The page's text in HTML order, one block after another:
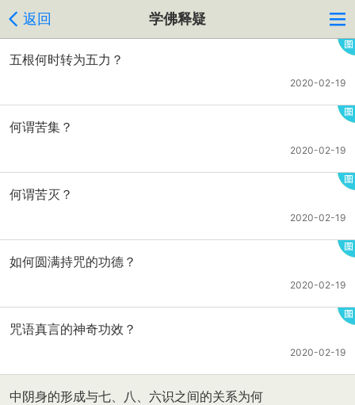
返回 学佛释疑
五根何时转为五力？
2020-02-19
何谓苦集？
2020-02-19
何谓苦灭？
2020-02-19
如何圆满持咒的功德？
2020-02-19
咒语真言的神奇功效？
2020-02-19
中阴身的形成与七、八、六识之间的关系为何